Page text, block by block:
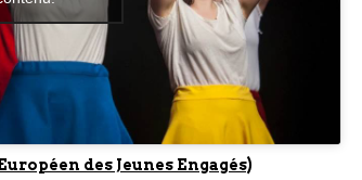
des Jeunes Engagés)